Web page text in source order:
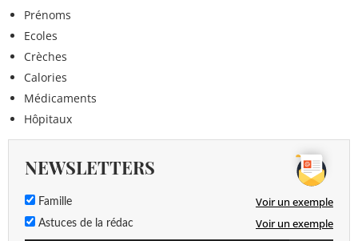
Prénoms
Ecoles
Crèches
Calories
Médicaments
Hôpitaux
NEWSLETTERS
Famille Voir un exemple
Astuces de la rédac Voir un exemple